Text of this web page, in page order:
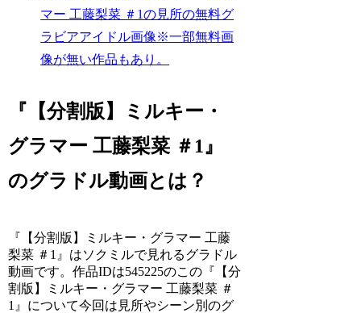
マー 工藤梨菜 ＃1の見所の無料グ
ラビアアイドル画像※一部無料画
像が無い作品もあり。
『【分割版】ミルキー・
グラマー 工藤梨菜 ＃1』
のグラドル動画とは？
『【分割版】ミルキー・グラマー 工藤
梨菜 ＃1』はソクミルで見れるグラドル
動画です。作品IDは545225のこの『【分
割版】ミルキー・グラマー 工藤梨菜 ＃
1』について今回は見所やシーン別のグ